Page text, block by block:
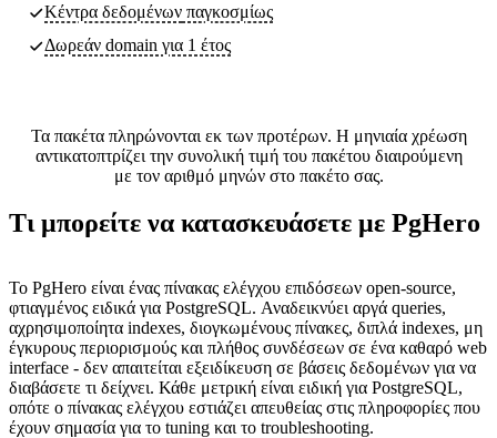
Κέντρα δεδομένων παγκοσμίως
Δωρεάν domain για 1 έτος
Τα πακέτα πληρώνονται εκ των προτέρων. Η μηνιαία χρέωση
αντικατοπτρίζει την συνολική τιμή του πακέτου διαιρούμενη
με τον αριθμό μηνών στο πακέτο σας.
Τι μπορείτε να κατασκευάσετε με PgHero
Το PgHero είναι ένας πίνακας ελέγχου επιδόσεων open-source,
φτιαγμένος ειδικά για PostgreSQL. Αναδεικνύει αργά queries,
αχρησιμοποίητα indexes, διογκωμένους πίνακες, διπλά indexes, μη
έγκυρους περιορισμούς και πλήθος συνδέσεων σε ένα καθαρό web
interface - δεν απαιτείται εξειδίκευση σε βάσεις δεδομένων για να
διαβάσετε τι δείχνει. Κάθε μετρική είναι ειδική για PostgreSQL,
οπότε ο πίνακας ελέγχου εστιάζει απευθείας στις πληροφορίες που
έχουν σημασία για το tuning και το troubleshooting.